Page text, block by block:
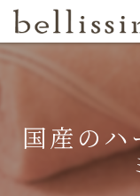
国産の